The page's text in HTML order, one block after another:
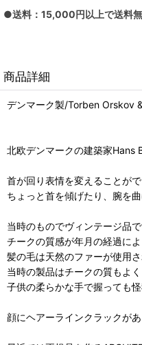
●送料：15,000円以上で送料
商品詳細
デンマーク製/Torben Orskov
北欧デンマークの建築家Hans
首が回り表情を変えることが
ちょっと首を傾げたり、腕を
当時のものでヴィンテージ品
チークの質感が年月の経過に
髪の毛は天然のファーが使用さ
当時の製品はチークの質もよ
子供の柔らかな手で握っても
顔にヘアーラインクラックがあ